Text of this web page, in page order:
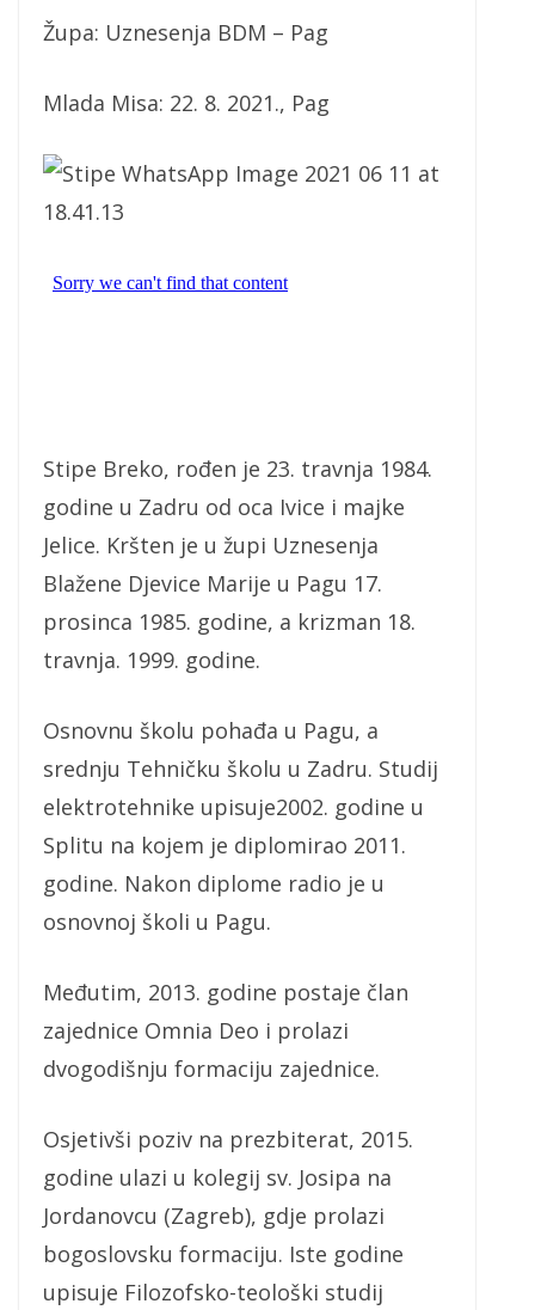
Župa: Uznesenja BDM – Pag
Mlada Misa: 22. 8. 2021., Pag
Stipe Breko, rođen je 23. travnja 1984.
godine u Zadru od oca Ivice i majke
Jelice. Kršten je u župi Uznesenja
Blažene Djevice Marije u Pagu 17.
prosinca 1985. godine, a krizman 18.
travnja. 1999. godine.
Osnovnu školu pohađa u Pagu, a
srednju Tehničku školu u Zadru. Studij
elektrotehnike upisuje2002. godine u
Splitu na kojem je diplomirao 2011.
godine. Nakon diplome radio je u
osnovnoj školi u Pagu.
Međutim, 2013. godine postaje član
zajednice Omnia Deo i prolazi
dvogodišnju formaciju zajednice.
Osjetivši poziv na prezbiterat, 2015.
godine ulazi u kolegij sv. Josipa na
Jordanovcu (Zagreb), gdje prolazi
bogoslovsku formaciju. Iste godine
upisuje Filozofsko-teološki studij